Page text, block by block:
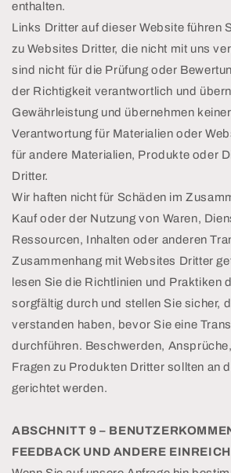
enthalten.
Links Dritter auf dieser Website führen
zu Websites Dritter, die nicht mit uns
sind nicht für die Prüfung oder
der Richtigkeit verantwortlich und
Gewährleistung und übernehmen
Verantwortung für Materialien oder
für andere Materialien, Produkte oder
Dritter.
Wir haften nicht für Schäden im
Kauf oder der Nutzung von Waren,
Ressourcen, Inhalten oder anderen
Zusammenhang mit Websites Dritter
lesen Sie die Richtlinien und Praktiken
sorgfältig durch und stellen Sie sicher,
verstanden haben, bevor Sie eine
durchführen. Beschwerden,
Fragen zu Produkten Dritter sollten an
gerichtet werden.
ABSCHNITT 9 –
FEEDBACK UND ANDERE